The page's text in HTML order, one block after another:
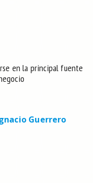
en la principal fuente
Guerrero